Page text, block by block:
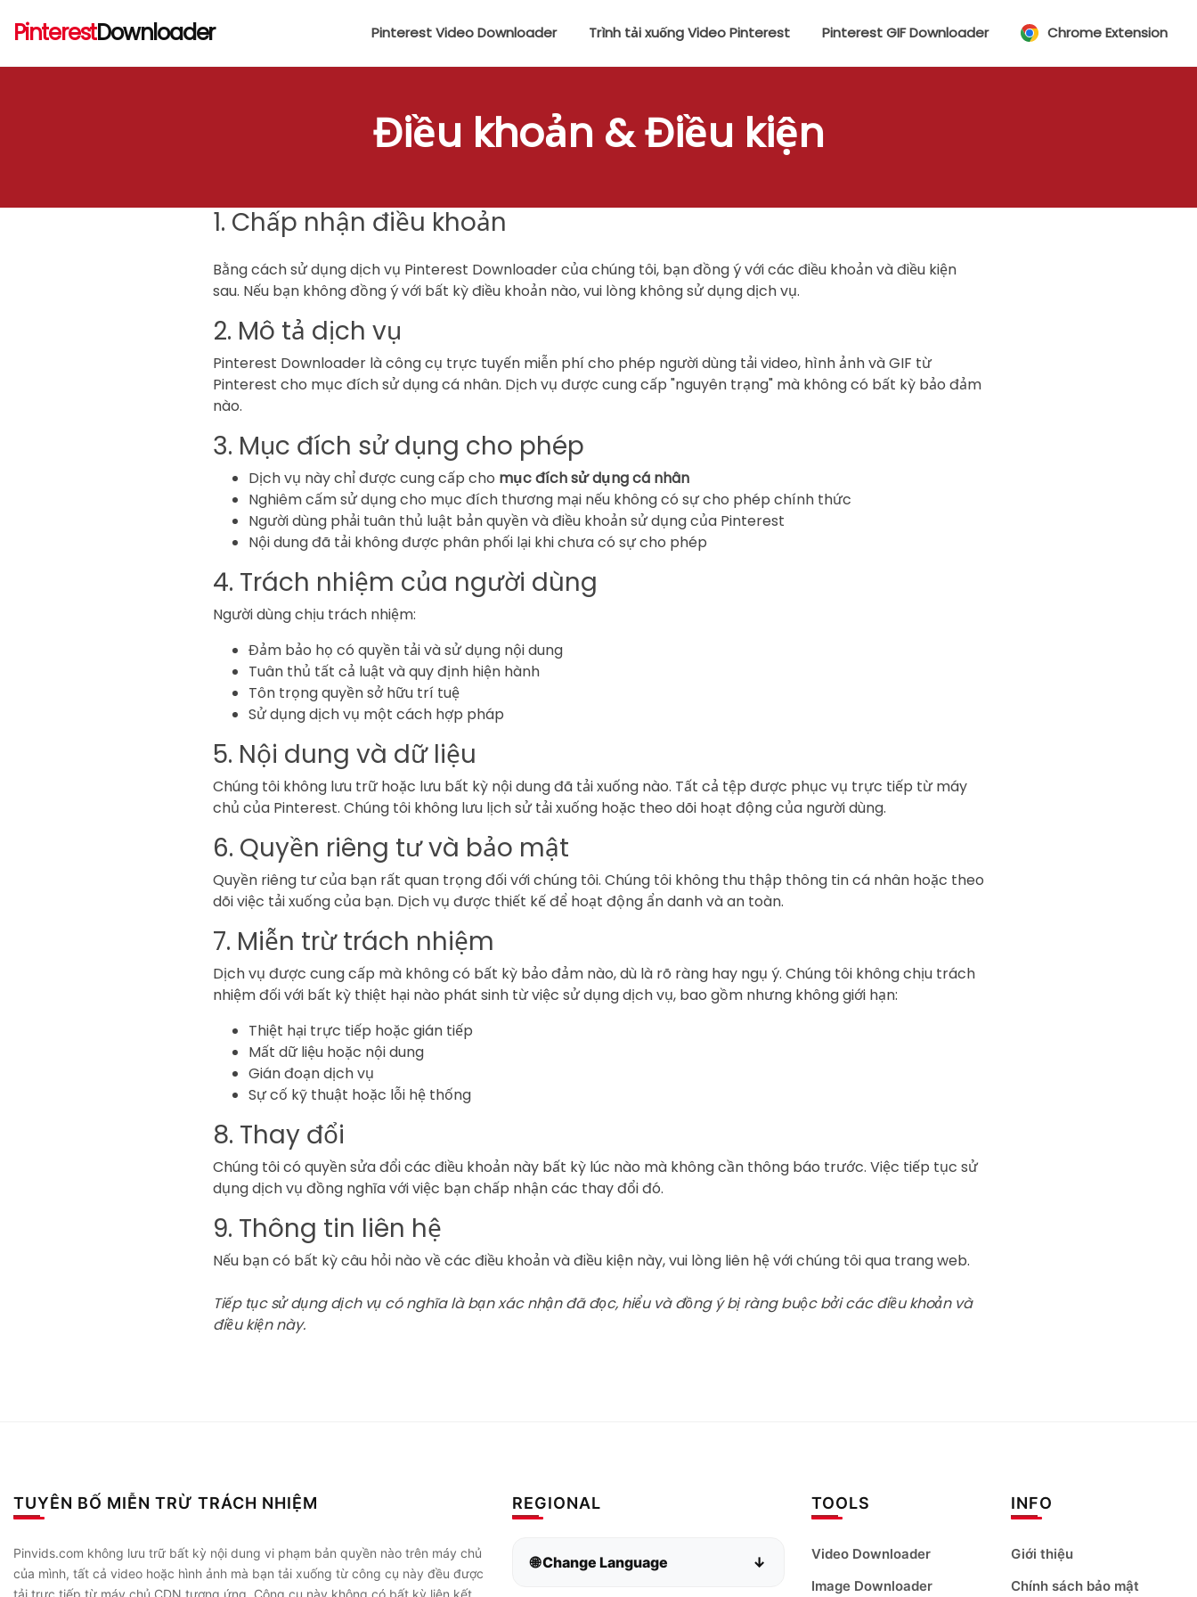
PinterestDownloader Pinterest Video Downloader Trình tải xuống Video Pinterest Pinterest GIF Downloader Chrome Extension
Điều khoản & Điều kiện
1. Chấp nhận điều khoản
Bằng cách sử dụng dịch vụ Pinterest Downloader của chúng tôi, bạn đồng ý với các điều khoản và điều kiện
sau. Nếu bạn không đồng ý với bất kỳ điều khoản nào, vui lòng không sử dụng dịch vụ.
2. Mô tả dịch vụ
Pinterest Downloader là công cụ trực tuyến miễn phí cho phép người dùng tải video, hình ảnh và GIF từ
Pinterest cho mục đích sử dụng cá nhân. Dịch vụ được cung cấp "nguyên trạng" mà không có bất kỳ bảo đảm
nào.
3. Mục đích sử dụng cho phép
Dịch vụ này chỉ được cung cấp cho mục đích sử dụng cá nhân
Nghiêm cấm sử dụng cho mục đích thương mại nếu không có sự cho phép chính thức
Người dùng phải tuân thủ luật bản quyền và điều khoản sử dụng của Pinterest
Nội dung đã tải không được phân phối lại khi chưa có sự cho phép
4. Trách nhiệm của người dùng
Người dùng chịu trách nhiệm:
Đảm bảo họ có quyền tải và sử dụng nội dung
Tuân thủ tất cả luật và quy định hiện hành
Tôn trọng quyền sở hữu trí tuệ
Sử dụng dịch vụ một cách hợp pháp
5. Nội dung và dữ liệu
Chúng tôi không lưu trữ hoặc lưu bất kỳ nội dung đã tải xuống nào. Tất cả tệp được phục vụ trực tiếp từ máy
chủ của Pinterest. Chúng tôi không lưu lịch sử tải xuống hoặc theo dõi hoạt động của người dùng.
6. Quyền riêng tư và bảo mật
Quyền riêng tư của bạn rất quan trọng đối với chúng tôi. Chúng tôi không thu thập thông tin cá nhân hoặc theo
dõi việc tải xuống của bạn. Dịch vụ được thiết kế để hoạt động ẩn danh và an toàn.
7. Miễn trừ trách nhiệm
Dịch vụ được cung cấp mà không có bất kỳ bảo đảm nào, dù là rõ ràng hay ngụ ý. Chúng tôi không chịu trách
nhiệm đối với bất kỳ thiệt hại nào phát sinh từ việc sử dụng dịch vụ, bao gồm nhưng không giới hạn:
Thiệt hại trực tiếp hoặc gián tiếp
Mất dữ liệu hoặc nội dung
Gián đoạn dịch vụ
Sự cố kỹ thuật hoặc lỗi hệ thống
8. Thay đổi
Chúng tôi có quyền sửa đổi các điều khoản này bất kỳ lúc nào mà không cần thông báo trước. Việc tiếp tục sử
dụng dịch vụ đồng nghĩa với việc bạn chấp nhận các thay đổi đó.
9. Thông tin liên hệ
Nếu bạn có bất kỳ câu hỏi nào về các điều khoản và điều kiện này, vui lòng liên hệ với chúng tôi qua trang web.
Tiếp tục sử dụng dịch vụ có nghĩa là bạn xác nhận đã đọc, hiểu và đồng ý bị ràng buộc bởi các điều khoản và
điều kiện này.
TUYÊN BỐ MIỄN TRỪ TRÁCH NHIỆM
Pinvids.com không lưu trữ bất kỳ nội dung vi phạm bản quyền nào trên máy chủ
của mình, tất cả video hoặc hình ảnh mà bạn tải xuống từ công cụ này đều được
tải trực tiếp từ máy chủ CDN tương ứng. Công cụ này không có bất kỳ liên kết
REGIONAL
🌐 Change Language ↓
TOOLS
Video Downloader
Image Downloader
INFO
Giới thiệu
Chính sách bảo mật